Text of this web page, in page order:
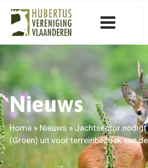
Nieuws
Home» Nieuws » Jachtsector nodigt
(Groen) uit voor terreinbezoek aan